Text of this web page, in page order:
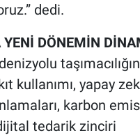
dedi.
YENİ DÖNEMİN
kullanımı, yapay
karbon
tedarik zinciri